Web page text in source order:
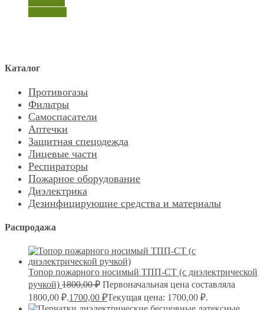
Каталог
Противогазы
Фильтры
Самоспасатели
Аптечки
Защитная спецодежда
Лицевые части
Респираторы
Пожарное оборудование
Диэлектрика
Дезинфицирующие средства и материалы
Распродажа
Топор пожарного носимый ТПП-СТ (с диэлектрической
ручкой) 1800,00₽ Первоначальная цена составляла
1800,00 ₽.1700,00 ₽Текущая цена: 1700,00 ₽.